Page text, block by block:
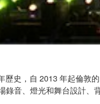
歷史，自 2013 年起倫敦
音、燈光和舞台設計、